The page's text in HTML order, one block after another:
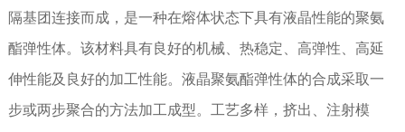
隔基团连接而成，是一种在熔体状态下具有液晶性能的聚氨
酯弹性体。该材料具有良好的机械、热稳定、高弹性、高延
伸性能及良好的加工性能。液晶聚氨酯弹性体的合成采取一
步或两步聚合的方法加工成型。工艺多样，挤出、注射模